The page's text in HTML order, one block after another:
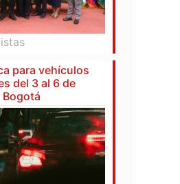
para vehículos
del 3 al 6 de